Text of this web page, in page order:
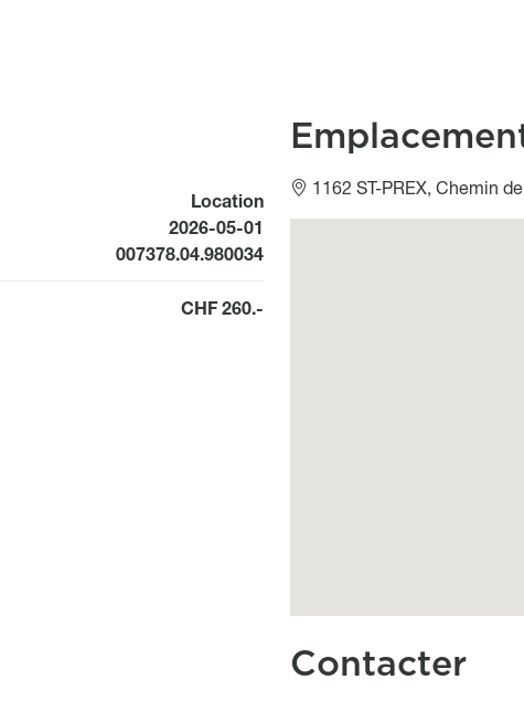
Location
Available from
2026-05-01
007378.04.980034
CHF 260.-
1162 ST-PREX, Chemin
Contacter